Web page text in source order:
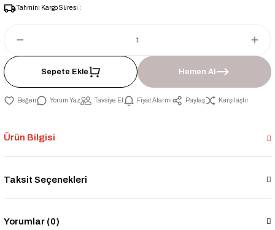
Tahmini Kargo Süresi :
Sepete Ekle Hemen Al
Yorum Yaz Tavsiye Et Fiyat Alarmı Paylaş Karşılaştır
Ürün Bilgisi
Taksit Seçenekleri
Yorumlar (0)